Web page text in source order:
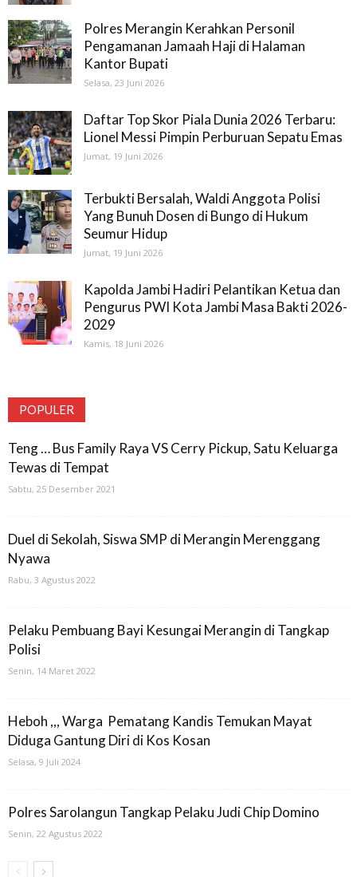
Polres Merangin Kerahkan Personil
Pengamanan Jamaah Haji di Halaman
Kantor Bupati
Selasa, 23 Juni 2026
Daftar Top Skor Piala Dunia 2026 Terbaru:
Lionel Messi Pimpin Perburuan Sepatu Emas
Jumat, 19 Juni 2026
Terbukti Bersalah, Waldi Anggota Polisi
Yang Bunuh Dosen di Bungo di Hukum
Seumur Hidup
Jumat, 19 Juni 2026
Kapolda Jambi Hadiri Pelantikan Ketua dan
Pengurus PWI Kota Jambi Masa Bakti 2026-
2029
Kamis, 18 Juni 2026
POPULER
Teng … Bus Family Raya VS Cerry Pickup, Satu Keluarga
Tewas di Tempat
Sabtu, 25 Desember 2021
Duel di Sekolah, Siswa SMP di Merangin Merenggang
Nyawa
Rabu, 3 Agustus 2022
Pelaku Pembuang Bayi Kesungai Merangin di Tangkap
Polisi
Senin, 14 Maret 2022
Heboh ,,, Warga Pematang Kandis Temukan Mayat
Diduga Gantung Diri di Kos Kosan
Selasa, 9 Juli 2024
Polres Sarolangun Tangkap Pelaku Judi Chip Domino
Senin, 22 Agustus 2022